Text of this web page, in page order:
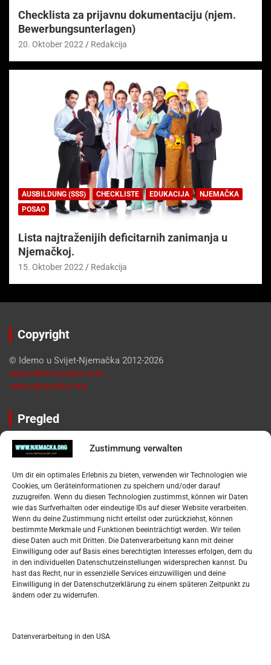
Zustimmung verwalten
Um dir ein optimales Erlebnis zu bieten, verwenden wir Technologien wie
Cookies, um Geräteinformationen zu speichern und/oder darauf
zuzugreifen. Wenn du diesen Technologien zustimmst, können wir Daten
wie das Surfverhalten oder eindeutige IDs auf dieser Website verarbeiten.
Wenn du deine Zustimmung nicht erteilst oder zurückziehst, können
bestimmte Merkmale und Funktionen beeinträchtigt werden. Wir teilen
diese Daten auch mit Dritten. Die Datenverarbeitung kann mit deiner
Einwilligung oder auf Basis eines berechtigten Interesses erfolgen, dem du
in den individuellen Datenschutzeinstellungen widersprechen kannst. Du
hast das Recht, nur in essenzielle Services einzuwilligen und deine
Einwilligung in der Datenschutzerklärung zu einem späteren Zeitpunkt zu
ändern oder zu widerrufen.
Datenverarbeitung in den USA
Checklista za prijavnu dokumentaciju (njem.
Bewerbungsunterlagen)
20. Oktober 2022 Redakcija
AUSBILDUNG (SSS) CHECKLISTE EDUKACIJA
NJEMAČKA
POSAO
Lista najtraženijih deficitarnih zanimanja u
Njemačkoj.
15. Oktober 2022 Redakcija
Copyright
© Idemo u Svijet-Njemačka 2012-2026
www.idemousvijet.com
www.njemacka.org
Pregled
Impressum
Datenschutzerklärung
Widerufsbelehrung
Oglašavanje / Postavite svoj oglas
Tko je “Idemo u Svijet – Njemačka?
Pretražite stranicu:
S
e
h